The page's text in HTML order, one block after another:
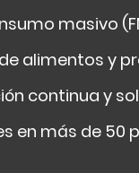
masivo
alimentos y
continua y
en más de 50